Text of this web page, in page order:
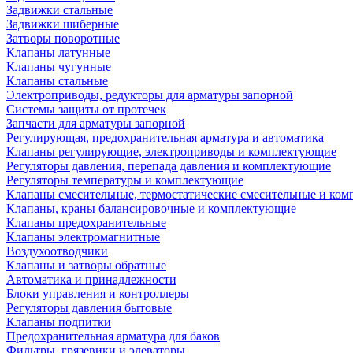
Задвижки стальные
Задвижки шиберные
Затворы поворотные
Клапаны латунные
Клапаны чугунные
Клапаны стальные
Электроприводы, редукторы для арматуры запорной
Системы защиты от протечек
Запчасти для арматуры запорной
Регулирующая, предохранительная арматура и автоматика
Клапаны регулирующие, электроприводы и комплектующие
Регуляторы давления, перепада давления и комплектующие
Регуляторы температуры и комплектующие
Клапаны смесительные, термостатические смесительные и
Клапаны, краны балансировочные и комплектующие
Клапаны предохранительные
Клапаны электромагнитные
Воздухоотводчики
Клапаны и затворы обратные
Автоматика и принадлежности
Блоки управления и контроллеры
Регуляторы давления бытовые
Клапаны подпитки
Предохранительная арматура для баков
Фильтры, грязевики и элеваторы